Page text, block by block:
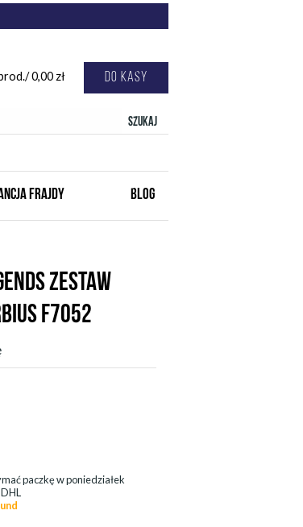
0,00 zł Do kasy
Szukaj
FRAJDY BLOG
ZESTAW
F7052
paczkę wponiedziałek